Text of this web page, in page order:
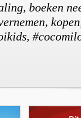
boeken